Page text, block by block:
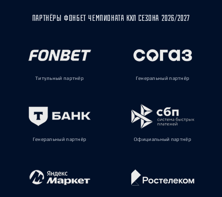
ПАРТНЁРЫ ФОНБЕТ ЧЕМПИОНАТА КХЛ СЕЗОНА 2026/2027
Титульный партнёр Генеральный партнёр
Генеральный партнёр Официальный партнёр